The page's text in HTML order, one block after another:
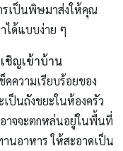
รเป็นพิษมาส่งให้คุณ
ได้แบบง่าย ๆ
ชิญเข้าบ้าน
ความเรียบร้อยของ
ป็นถังขยะในห้องครัว
าจจะตกหล่นอยู่ในพื้นที่
นอาหาร ให้สะอาดเป็น